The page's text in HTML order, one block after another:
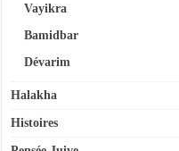
Vayikra
Bamidbar
Dévarim
Halakha
Histoires